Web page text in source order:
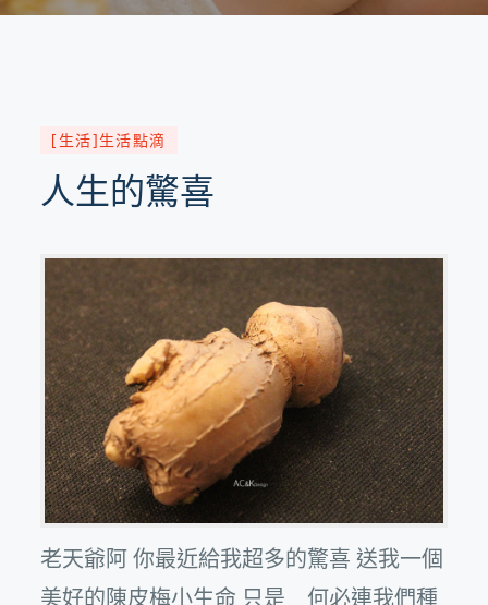
[生活]生活點滴
人生的驚喜
老天爺阿 你最近給我超多的驚喜 送我一個
美好的陳皮梅小生命 只是... 何必連我們種